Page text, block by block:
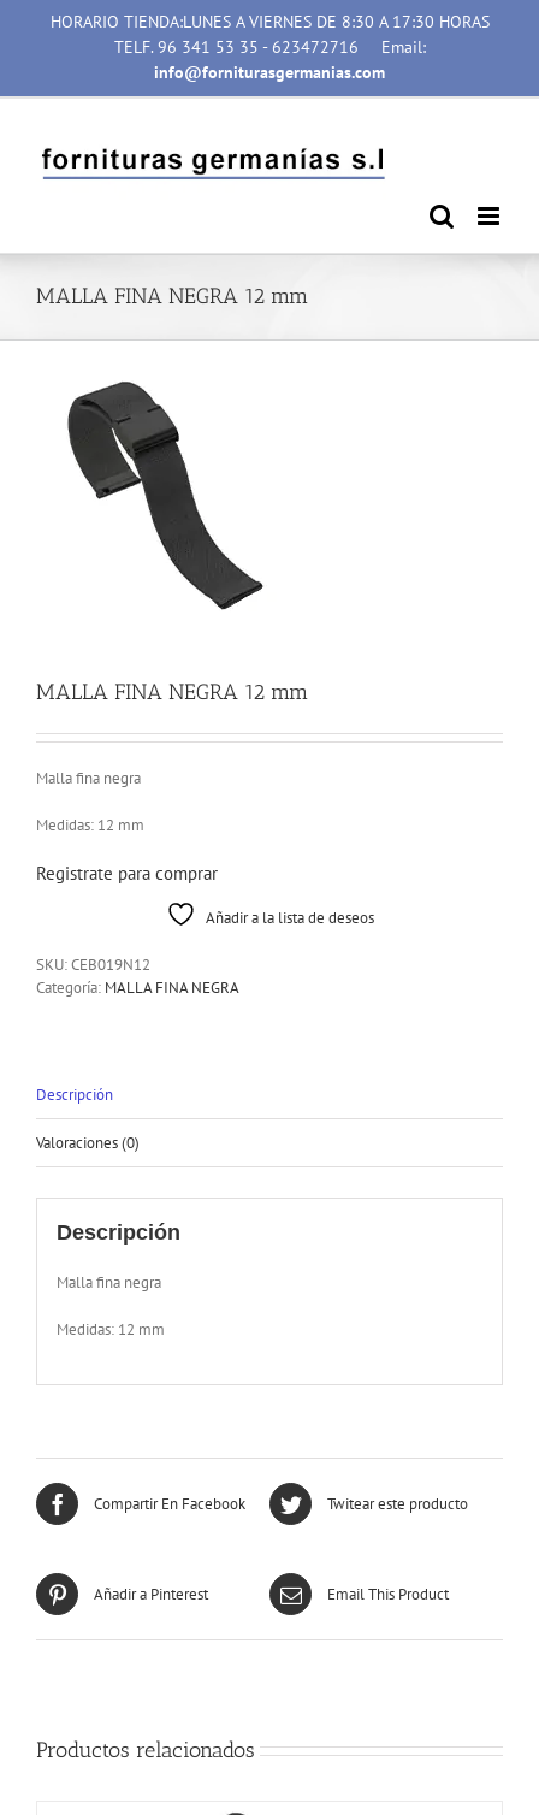
HORARIO TIENDA:LUNES A VIERNES DE 8:30 A 17:30 HORAS
TELF. 96 341 53 35 - 623472716
Email:
info@forniturasgermanias.com
MALLA FINA NEGRA 12 mm
MALLA FINA NEGRA 12 mm
Malla fina negra
Medidas: 12 mm
Registrate para comprar
Añadir a la lista de deseos
SKU:CEB019N12
Categoría: MALLA FINA NEGRA
Descripción
Valoraciones (0)
Descripción
Malla fina negra
Medidas: 12 mm
Compartir En Facebook Twitear este producto
Añadir a Pinterest Email This Product
Productos relacionados